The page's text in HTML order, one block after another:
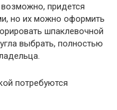
придется
но их можно оформить
шпаклевочной
выбрать, полностью
потребуются